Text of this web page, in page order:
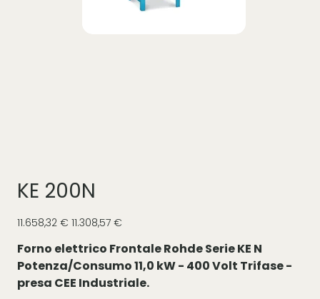
KE 200N
Prezzo
originale
11.658,32 € Prezzo
scontato
11.308,57 €
Forno elettrico Frontale Rohde Serie KE N
Potenza/Consumo 11,0 kW - 400 Volt Trifase -
presa CEE Industriale.